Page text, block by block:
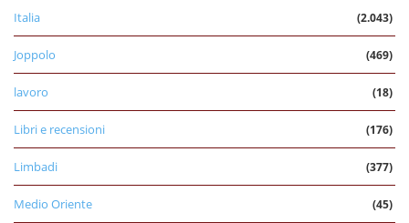
Italia (2.043)
Joppolo (469)
lavoro (18)
Libri e recensioni (176)
Limbadi (377)
Medio Oriente (45)